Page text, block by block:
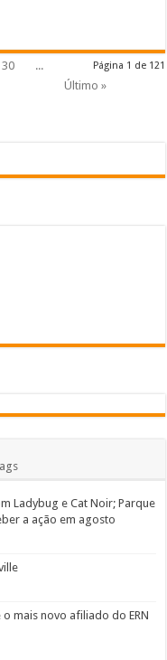
Página 1 de 121
30
...
Último »
Ladybug e Cat Noir; Parque
a ação em agosto
mais novo afiliado do ERN